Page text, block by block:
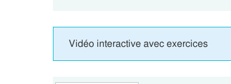
Vidéo interactive avec exercices